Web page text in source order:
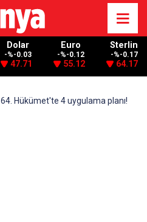
Dolar
-%-0.03
47.71
Euro
-%-0.12
55.12
Sterlin
-%-0.17
64.17
64. Hükümet'te 4 uygulama planı!